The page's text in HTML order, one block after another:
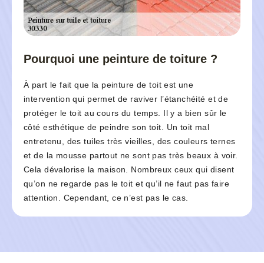
Pourquoi une peinture de toiture ?
À part le fait que la peinture de toit est une
intervention qui permet de raviver l’étanchéité et de
protéger le toit au cours du temps. Il y a bien sûr le
côté esthétique de peindre son toit. Un toit mal
entretenu, des tuiles très vieilles, des couleurs ternes
et de la mousse partout ne sont pas très beaux à voir.
Cela dévalorise la maison. Nombreux ceux qui disent
qu’on ne regarde pas le toit et qu’il ne faut pas faire
attention. Cependant, ce n’est pas le cas.